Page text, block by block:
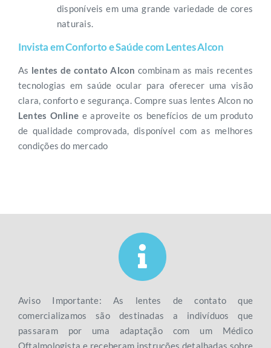
disponíveis em uma grande variedade de cores
naturais.
Invista em Conforto e Saúde com Lentes Alcon
As lentes de contato Alcon combinam as mais recentes
tecnologias em saúde ocular para oferecer uma visão
clara, conforto e segurança. Compre suas lentes Alcon no
Lentes Online e aproveite os benefícios de um produto
de qualidade comprovada, disponível com as melhores
condições do mercado
Aviso Importante: As lentes de contato que
comercializamos são destinadas a indivíduos que
passaram por uma adaptação com um Médico
Oftalmologista e receberam instruções detalhadas sobre